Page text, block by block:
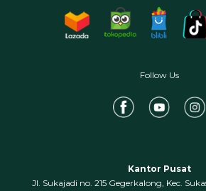
Follow Us
Kantor Pusat
Jl. Sukajadi no. 215 Gegerkalong, Kec.